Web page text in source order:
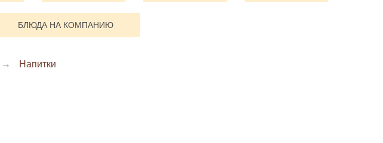
БЛЮДА НА КОМПАНИЮ
→ Напитки